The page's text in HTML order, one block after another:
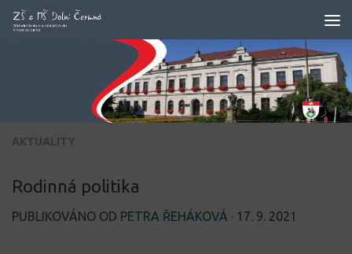
Skip to content
AKTUALITY
Rodinná politika
PUBLIKOVÁNO OD PETRA ŘEHÁKOVÁ · 17. 9. 2021